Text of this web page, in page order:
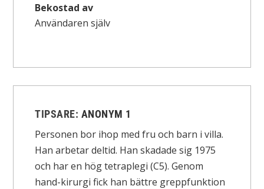
Bekostad av
Användaren själv
TIPSARE: ANONYM 1
Personen bor ihop med fru och barn i villa.
Han arbetar deltid. Han skadade sig 1975
och har en hög tetraplegi (C5). Genom
hand-kirurgi fick han bättre greppfunktion